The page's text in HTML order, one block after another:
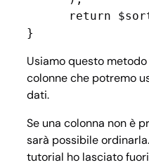
}
Usiamo questo
colonne che potremo
dati.
Se una colonna non è
sarà possibile
tutorial ho lasciato